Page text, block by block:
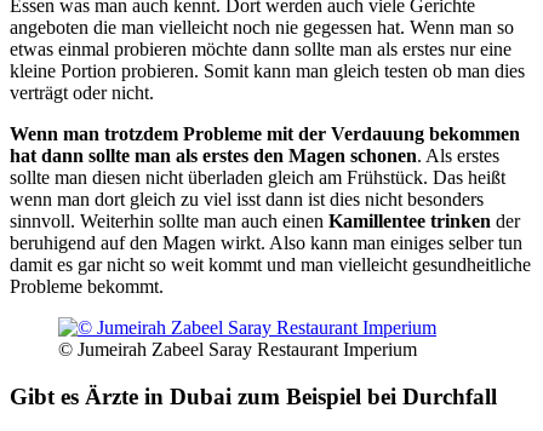
Essen was man auch kennt. Dort werden auch viele Gerichte
angeboten die man vielleicht noch nie gegessen hat. Wenn man so
etwas einmal probieren möchte dann sollte man als erstes nur eine
kleine Portion probieren. Somit kann man gleich testen ob man dies
verträgt oder nicht.
Wenn man trotzdem Probleme mit der Verdauung bekommen
hat dann sollte man als erstes den Magen schonen. Als erstes
sollte man diesen nicht überladen gleich am Frühstück. Das heißt
wenn man dort gleich zu viel isst dann ist dies nicht besonders
sinnvoll. Weiterhin sollte man auch einen Kamillentee trinken der
beruhigend auf den Magen wirkt. Also kann man einiges selber tun
damit es gar nicht so weit kommt und man vielleicht gesundheitliche
Probleme bekommt.
© Jumeirah Zabeel Saray Restaurant Imperium
Gibt es Ärzte in Dubai zum Beispiel bei Durchfall